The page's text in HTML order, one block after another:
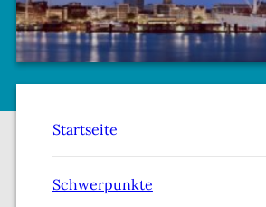
Startseite
Schwerpunkte